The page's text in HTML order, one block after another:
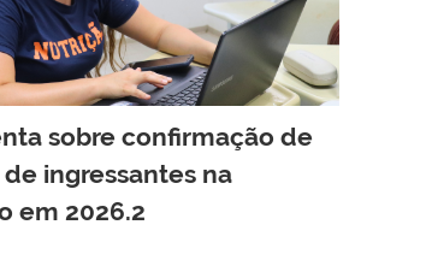
sobre confirmação de
ingressantes na
em 2026.2